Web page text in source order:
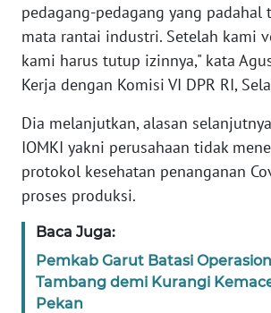
pedagang-pedagang yang padahal
mata rantai industri. Setelah kami
kami harus tutup izinnya," kata
Kerja dengan Komisi VI DPR RI,
Dia melanjutkan, alasan
IOMKI yakni perusahaan tidak
protokol kesehatan penanganan
proses produksi.
Baca Juga:
Pemkab Garut Batasi
Tambang demi Kurangi
Pekan
KARIR
DISCLAIMER
Wahana
News
Regional
SUMUT
WN
JAKARTA